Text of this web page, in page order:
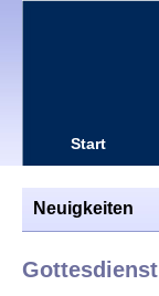
Start
Neuigkeiten
Gottesdienst